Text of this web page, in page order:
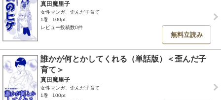
真田魔里子
女性マンガ、歪んだ子育て
1巻
100pt
レビュー投稿数0件
無料立読み
誰かが何とかしてくれる（単話版）＜歪んだ子
育て＞
真田魔里子
女性マンガ、歪んだ子育て
1巻
100pt